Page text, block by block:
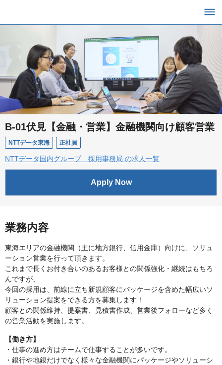
B-01伏見【金融・営業】金融機関向け顧客営業
NTTデータ東海 正社員
NTTデータ国内グループ 採用事務局 の求人一覧
Apply Now
業務内容
東海エリアの金融機関（主に地方銀行、信用金庫）向けに、ソリュ
ーション営業を行って頂きます。
これまで長くお付き合いのあるお客様との関係強化・継続はもちろ
んですが、
今回の採用は、前線に立ち新規顧客にパッケージを含めた幅広いソ
リューション提案をできる方を募集します！
顧客との関係維持、提案書、見積書作成、営業後フォローなど多く
の営業活動を実施します。
【働き方】
・仕事の進め方はチームで仕事することが多いです。
・銀行や地銀だけでなく様々な金融機関にパッケージやソリューシ